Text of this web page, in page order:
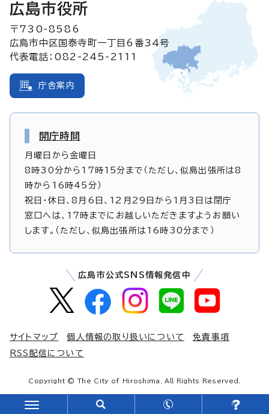
広島市役所
〒730-8586
広島市中区国泰寺町一丁目6番34号
代表電話：082-245-2111
庁舎案内
開庁時間
月曜日から金曜日
8時30分から17時15分まで（ただし、似島出張所は8
時から16時45分）
祝日・休日、8月6日、12月29日から1月3日は閉庁
窓口へは、17時までにお越しいただきますようお願い
します。（ただし、似島出張所は16時30分まで）
広島市公式SNS情報発信中
サイトマップ 個人情報の取り扱いについて
免責事項
RSS配信について
Copyright © The City of Hiroshima. All Rights Reserved.